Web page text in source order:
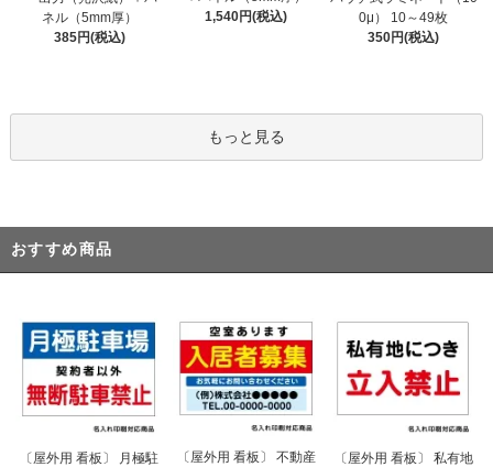
ネル（5mm厚）
385円(税込)
1,540円(税込)
0μ） 10～49枚
350円(税込)
もっと見る
おすすめ商品
〔屋外用 看板〕 月極駐
〔屋外用 看板〕 不動産
〔屋外用 看板〕 私有地